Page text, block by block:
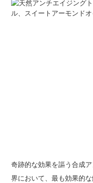
奇跡的な効果を謳う合成
界において、最も効果的